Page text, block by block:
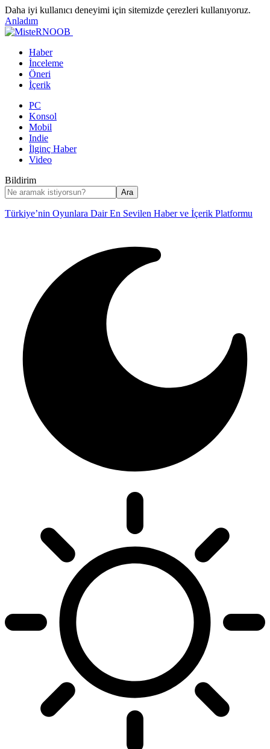
Daha iyi kullanıcı deneyimi için sitemizde çerezleri kullanıyoruz.
Anladım
Haber
İnceleme
Öneri
İçerik
PC
Konsol
Mobil
Indie
İlginç Haber
Video
Bildirim
Türkiye’nin Oyunlara Dair En Sevilen Haber ve İçerik Platformu